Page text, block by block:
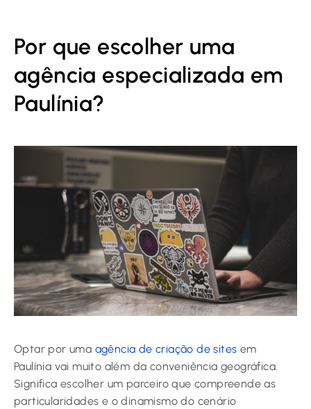
Por que escolher uma
agência especializada em
Paulínia?
Optar por uma agência de criação de sites em
Paulínia vai muito além da conveniência geográfica.
Significa escolher um parceiro que compreende as
particularidades e o dinamismo do cenário